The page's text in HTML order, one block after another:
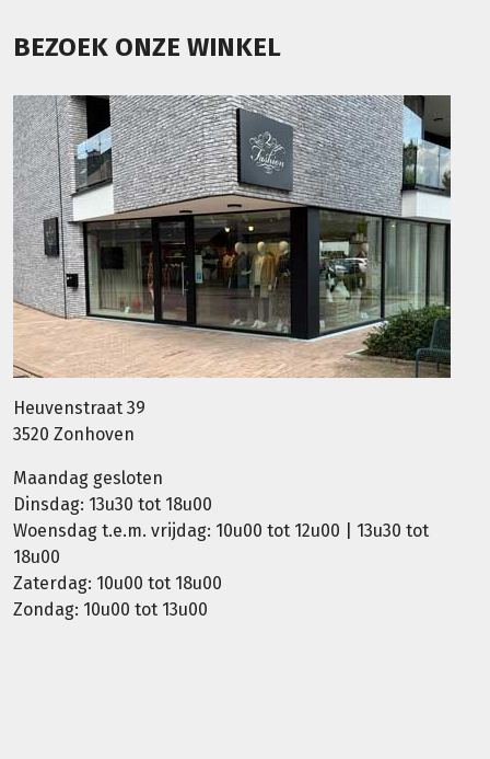
BEZOEK ONZE WINKEL
Heuvenstraat 39
3520 Zonhoven
Maandag gesloten
Dinsdag: 13u30 tot 18u00
Woensdag t.e.m. vrijdag: 10u00 tot 12u00 | 13u30 tot
18u00
Zaterdag: 10u00 tot 18u00
Zondag: 10u00 tot 13u00